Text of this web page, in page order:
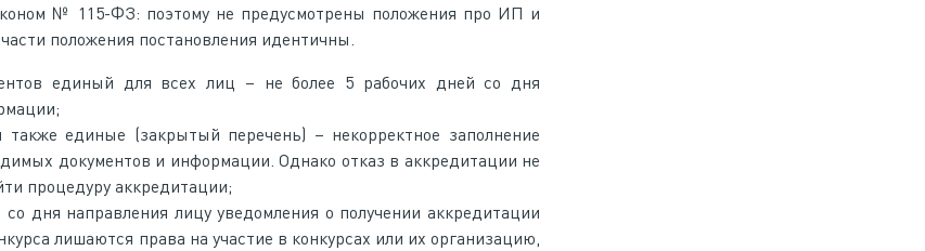
№ 115-ФЗ: поэтому не предусмотрены положения про ИП и
положения постановления идентичны.
единый для всех лиц – не более 5 рабочих дней со дня
единые (закрытый перечень) – некорректное заполнение
документов и информации. Однако отказ в аккредитации не
процедуру аккредитации;
дня направления лицу уведомления о получении аккредитации
лишаются права на участие в конкурсах или их организацию,